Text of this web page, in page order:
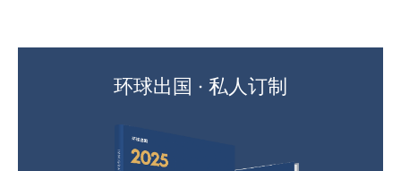
环球出国 · 私人订制